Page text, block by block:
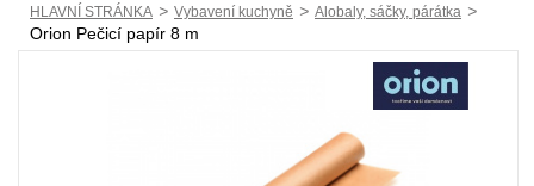
HLAVNÍ STRÁNKA > Vybavení kuchyně > Alobaly, sáčky, párátka >
Orion Pečicí papír 8 m